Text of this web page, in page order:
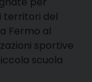
territori del
Fermo al
sportive
scuola